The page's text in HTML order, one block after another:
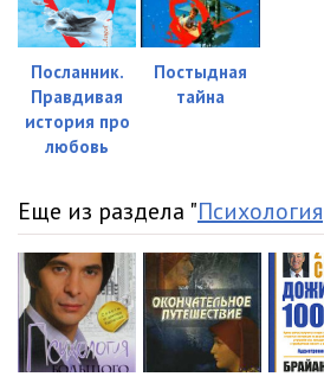
Посланник.
Правдивая
история про
любовь
Постыдная
тайна
Еще из раздела "Психология